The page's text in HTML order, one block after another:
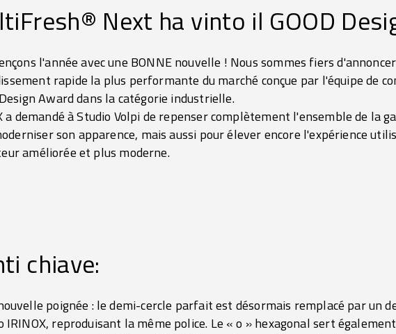
Next ha vinto il GOOD
l'année avec une BONNE nouvelle ! Nous sommes fiers
rapide la plus performante du marché conçue par l'équipe de
Award dans la catégorie industrielle.
a demandé à Studio Volpi de repenser complètement l'ensemble de la
son apparence, mais aussi pour élever encore l'expérience
améliorée et plus moderne.
chiave:
poignée : le demi-cercle parfait est désormais remplacé par un
IRINOX, reproduisant la même police. Le « o » hexagonal sert